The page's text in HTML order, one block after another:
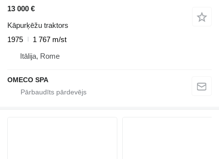
13 000 €
Kāpurķēžu traktors
1975
1 767 m/st
Itālija, Rome
OMECO SPA